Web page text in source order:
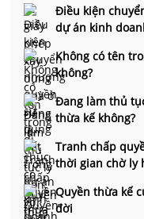
Điều kiện
dự án kinh
Không có tên
không?
Đang làm thủ
thừa kế không?
Tranh chấp
thời gian chờ ly
Quyền thừa kế
đời